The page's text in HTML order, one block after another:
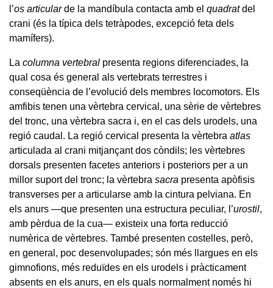
l’os articularde la mandíbula contacta amb el quadratdel
crani (és la típica dels tetràpodes, excepció feta dels
mamífers).
La columna vertebral presenta regions diferenciades, la
qual cosa és general als vertebrats terrestres i
conseqüència de l’evolució dels membres locomotors. Els
amfibis tenen una vèrtebra cervical, una sèrie de vèrtebres
del tronc, una vèrtebra sacra i, en el cas dels urodels, una
regió caudal. La regió cervical presenta la vèrtebra atlas
articulada al crani mitjançant dos còndils; les vèrtebres
dorsals presenten facetes anteriors i posteriors per a un
millor suport del tronc; la vèrtebra sacra presenta apòfisis
transverses per a articularse amb la cintura pelviana. En
els anurs —que presenten una estructura peculiar, l’urostil,
amb pèrdua de la cua— existeix una forta reducció
numèrica de vèrtebres. També presenten costelles, però,
en general, poc desenvolupades; són més llargues en els
gimnofions, més reduïdes en els urodels i pràcticament
absents en els anurs, en els quals normalment només hi